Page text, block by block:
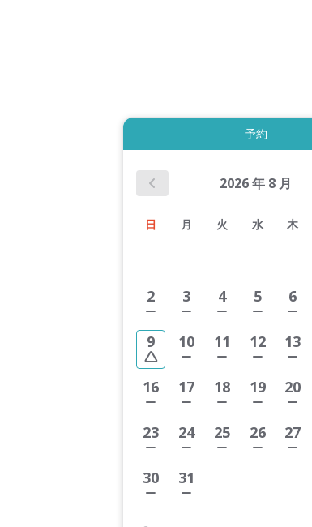
予約
2026年 8 月
日 月 火 水 木
2 3 4 5 6
9 10 11 12 13
16 17 18 19 20
23 24 25 26 27
30 31